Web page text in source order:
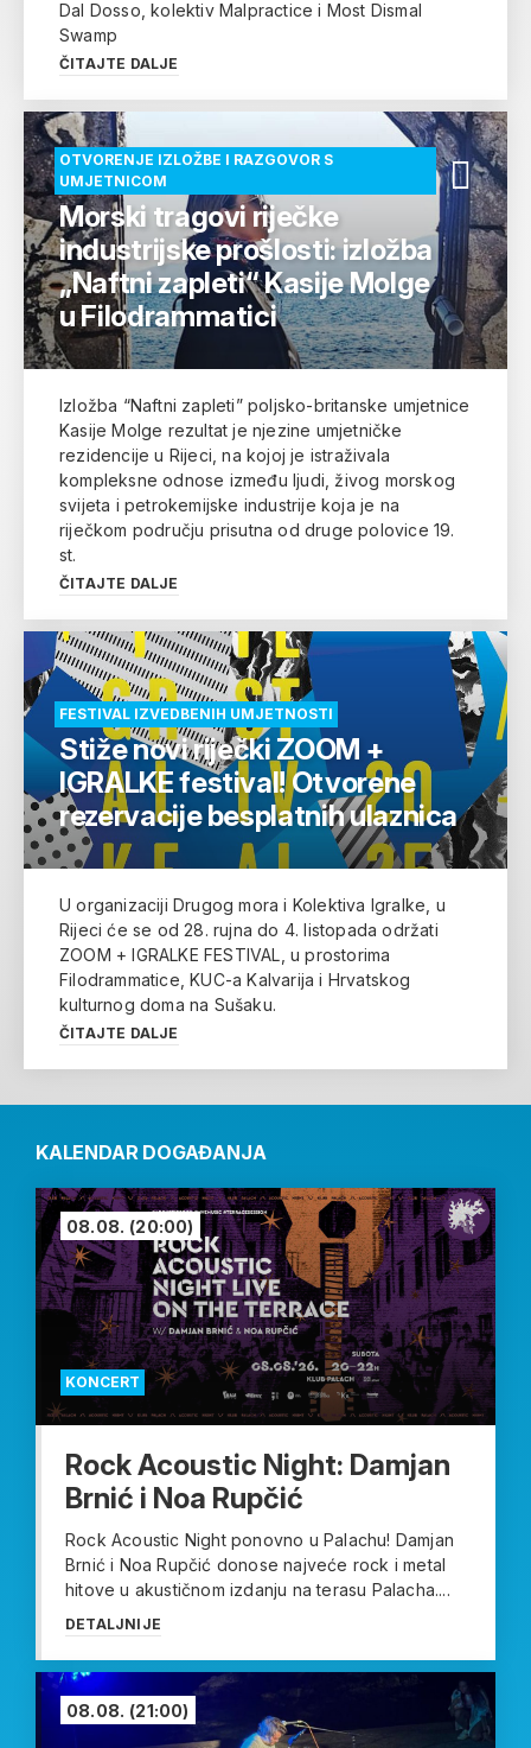
Dal Dosso, kolektiv Malpractice i Most Dismal
Swamp
ČITAJTE DALJE
OTVORENJE IZLOŽBE I RAZGOVOR S
UMJETNICOM
Morski tragovi riječke
industrijske prošlosti: izložba
„Naftni zapleti“ Kasije Molge
u Filodrammatici
Izložba “Naftni zapleti” poljsko-britanske umjetnice
Kasije Molge rezultat je njezine umjetničke
rezidencije u Rijeci, na kojoj je istraživala
kompleksne odnose između ljudi, živog morskog
svijeta i petrokemijske industrije koja je na
riječkom području prisutna od druge polovice 19.
st.
ČITAJTE DALJE
FESTIVAL IZVEDBENIH UMJETNOSTI
Stiže novi riječki ZOOM +
IGRALKE festival! Otvorene
rezervacije besplatnih ulaznica
U organizaciji Drugog mora i Kolektiva Igralke, u
Rijeci će se od 28. rujna do 4. listopada održati
ZOOM + IGRALKE FESTIVAL, u prostorima
Filodrammatice, KUC-a Kalvarija i Hrvatskog
kulturnog doma na Sušaku.
ČITAJTE DALJE
KALENDAR DOGAĐANJA
KONCERT
08.08. (20:00)
Rock Acoustic Night: Damjan
Brnić i Noa Rupčić
Rock Acoustic Night ponovno u Palachu! Damjan
Brnić i Noa Rupčić donose najveće rock i metal
hitove u akustičnom izdanju na terasu Palacha....
DETALJNIJE
08.08. (21:00)